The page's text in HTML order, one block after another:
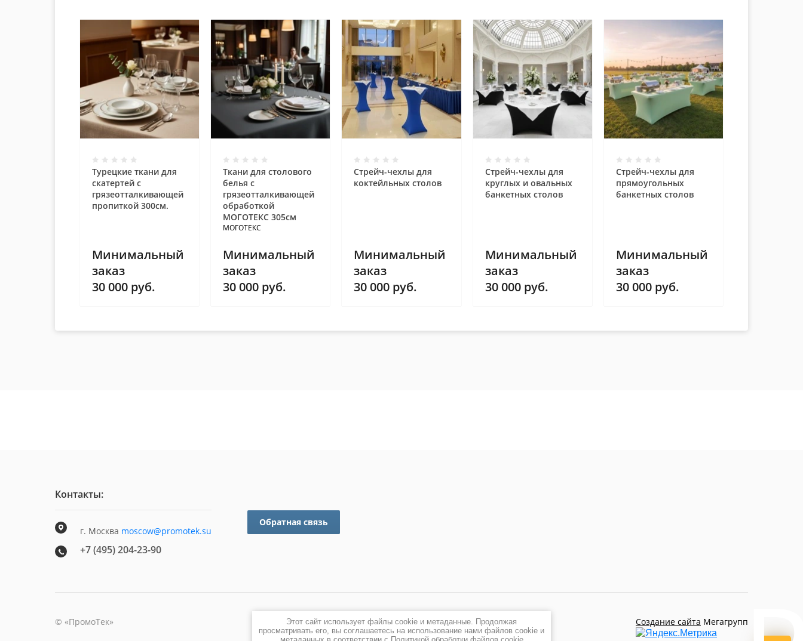
Турецкие ткани для
скатертей с
грязеотталкивающей
пропиткой 300см.
Минимальный
заказ
30 000 руб.
Ткани для столового
белья с
грязеотталкивающей
обработкой
МОГОТЕКС 305см
МОГОТЕКС
Минимальный
заказ
30 000 руб.
Стрейч-чехлы для
коктейльных столов
Минимальный
заказ
30 000 руб.
Стрейч-чехлы для
круглых и овальных
банкетных столов
Минимальный
заказ
30 000руб.
Стрейч-чехлы для
прямоугольных
банкетных столов
Минимальный
заказ
30 000руб.
Контакты:
г. Москва moscow@promotek.su
+7 (495) 204-23-90
Обратная связь
© «ПромоТек»
Создание сайта Мегагрупп
Этот сайт использует файлы cookie и метаданные. Продолжая
просматривать его, вы соглашаетесь на использование нами файлов cookie и